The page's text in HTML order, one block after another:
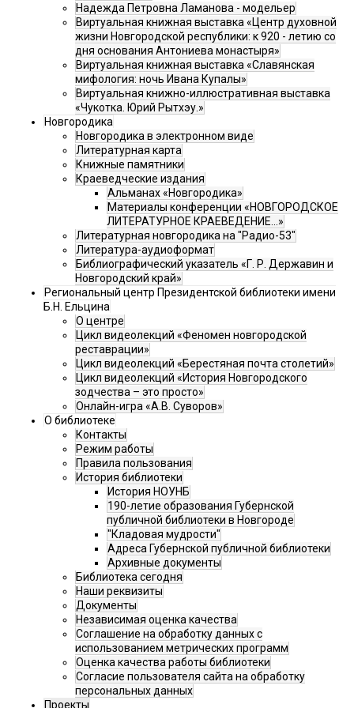
Надежда Петровна Ламанова - модельер
Виртуальная книжная выставка «Центр духовной
жизни Новгородской республики: к 920 - летию со
дня основания Антониева монастыря»
Виртуальная книжная выставка «Славянская
мифология: ночь Ивана Купалы»
Виртуальная книжно-иллюстративная выставка
«Чукотка. Юрий Рытхэу.»
Новгородика
Новгородика в электронном виде
Литературная карта
Книжные памятники
Краеведческие издания
Альманах «Новгородика»
Материалы конференции «НОВГОРОДСКОЕ
ЛИТЕРАТУРНОЕ КРАЕВЕДЕНИЕ...»
Литературная новгородика на "Радио-53"
Литература-аудиоформат
Библиографический указатель «Г. Р. Державин и
Новгородский край»
Региональный центр Президентской библиотеки имени
Б.Н. Ельцина
О центре
Цикл видеолекций «Феномен новгородской
реставрации»
Цикл видеолекций «Берестяная почта столетий»
Цикл видеолекций «История Новгородского
зодчества – это просто»
Онлайн-игра «А.В. Суворов»
О библиотеке
Контакты
Режим работы
Правила пользования
История библиотеки
История НОУНБ
190-летие образования Губернской
публичной библиотеки в Новгороде
"Кладовая мудрости"
Адреса Губернской публичной библиотеки
Архивные документы
Библиотека сегодня
Наши реквизиты
Документы
Независимая оценка качества
Соглашение на обработку данных с
использованием метрических программ
Оценка качества работы библиотеки
Согласие пользователя сайта на обработку
персональных данных
Проекты